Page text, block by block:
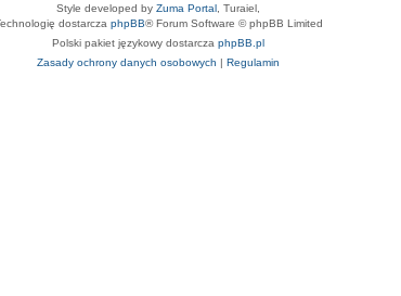
Style developed by Zuma Portal , Turaiel,
dostarcza phpBB® Forum Software © phpBB Limited
Polski pakiet językowy dostarcza phpBB.pl
Zasady ochrony danych osobowych | Regulamin